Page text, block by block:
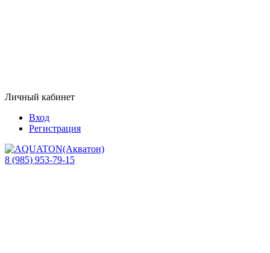
Личный кабинет
Вход
Регистрация
8 (985) 953-79-15